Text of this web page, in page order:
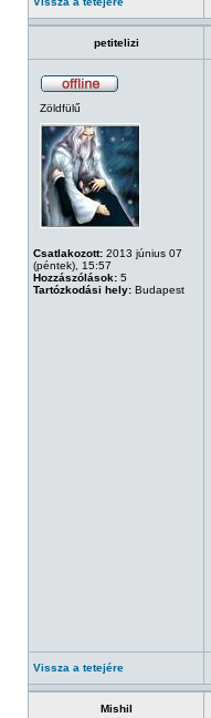
petitelizi
Zöldfülű
Csatlakozott: 2013 június 07
(péntek), 15:57
Hozzászólások: 5
Tartózkodási hely: Budapest
Vissza a tetejére
Mishil